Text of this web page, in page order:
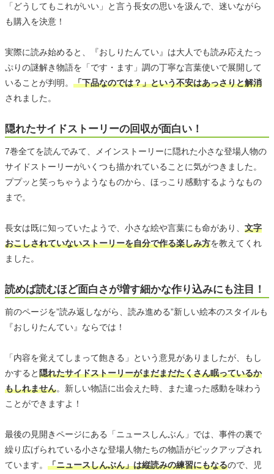
「どうしてもこれがいい」と言う長女の思いを汲んで、迷いながら
も購入を決意！
実際に読み始めると、『おしりたんてい』は大人でも読み応えたっ
ぷりの謎解き物語を「です・ます」調の丁寧な言葉使いで展開して
いることが判明。 「下品なのでは？」という不安はあっさりと解消
されました。
隠れたサイドストーリーの回収が面白い！
7巻全てを読んでみて、メインストーリーに隠れた小さな登場人物の
サイドストーリーがいくつも描かれていることに気がつきました。
ププッと笑っちゃうようなものから、ほっこり感動するようなもの
まで。
長女は既に知っていたようで、小さな絵や言葉にも命があり、 文字
おこしされていないストーリーを自分で作る楽しみ方を教えてくれ
ました。
読めば読むほど面白さが増す細かな作り込みにも注目！
前のページを”読み返しながら、読み進める”新しい絵本のスタイルも
『おしりたんてい』ならでは！
「内容を覚えてしまって飽きる」という意見がありましたが、もし
かすると隠れたサイドストーリーがまだまだたくさん眠っているか
もしれません。新しい物語に出会えた時、また違った感動を味わう
ことができますよ！
最後の見開きページにある「ニュースしんぶん」では、事件の裏で
繰り広げられている小さな登場人物たちの物語がピックアップされ
ています。 「ニュースしんぶん」は縦読みの練習にもなるので、児